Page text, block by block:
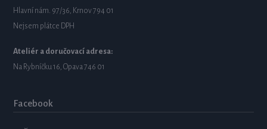
Hlavní nám. 97/36, Krnov 794 01
Nejsem plátce DPH
Ateliér a doručovací adresa:
Na Rybníčku 16, Opava 746 01
Facebook